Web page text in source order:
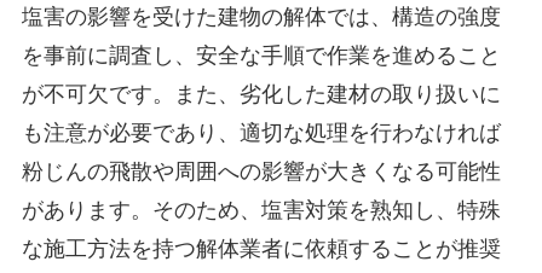
塩害の影響を受けた建物の解体では、構造の強度
を事前に調査し、安全な手順で作業を進めること
が不可欠です。また、劣化した建材の取り扱いに
も注意が必要であり、適切な処理を行わなければ
粉じんの飛散や周囲への影響が大きくなる可能性
があります。そのため、塩害対策を熟知し、特殊
な施工方法を持つ解体業者に依頼することが推奨